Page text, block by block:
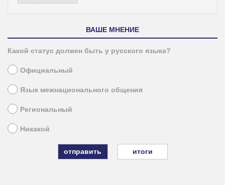
ВАШЕ МНЕНИЕ
Какой статус должен быть у русского языка?
Официальный
Язык межнационального общения
Региональный
Никакой
итоги